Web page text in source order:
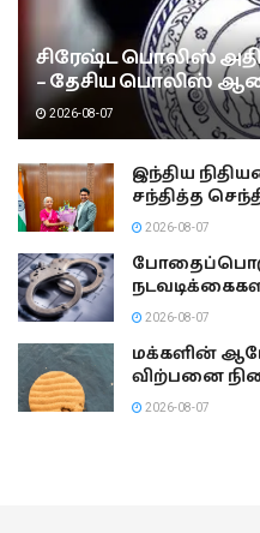
சிரேஷ்ட பொலிஸ்
– தேசிய பொலிஸ்
2026-08-07
இந்திய
சந்தித்த
2026-08-07
2026-08-07
மக்களின்
விற்பனை
2026-08-07